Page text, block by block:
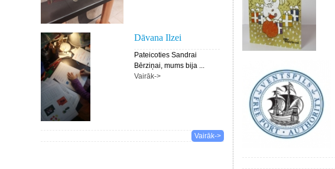
Dāvana Ilzei
Pateicoties Sandrai
Bērziņai, mums bija ...
Vairāk->
Vairāk->